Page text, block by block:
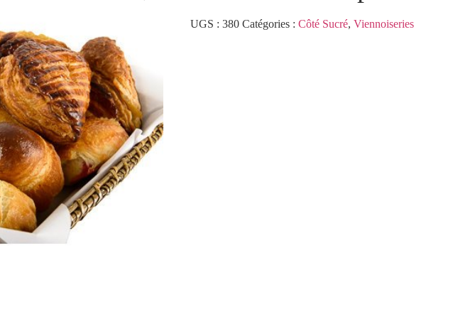
UGS :380 Catégories :Côté Sucré,Viennoiseries